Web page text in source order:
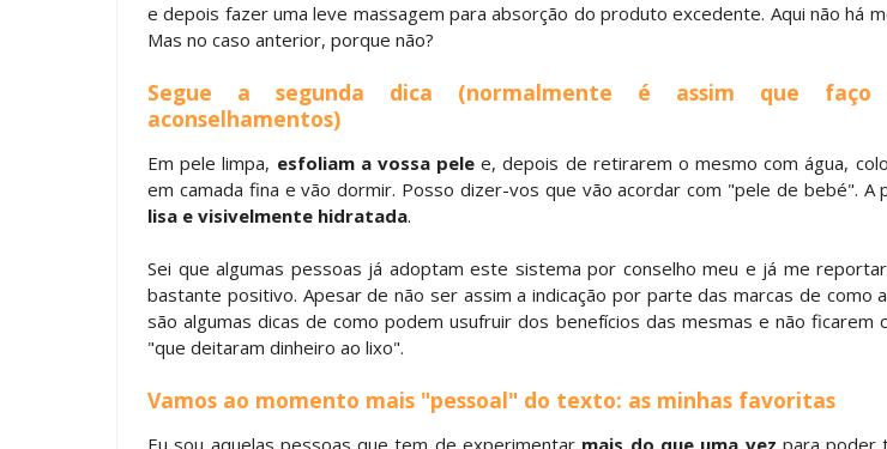
e depois fazer uma leve massagem para absorção do produto excedente. Aqui não há
Mas no caso anterior, porque não?
Segue a segunda dica (normalmente é assim que faço
aconselhamentos)
Em pele limpa, esfoliam a vossa pele e, depois de retirarem o mesmo com água,
em camada fina e vão dormir. Posso dizer-vos que vão acordar com "pele de bebé". A
lisa e visivelmente hidratada.
Sei que algumas pessoas já adoptam este sistema por conselho meu e já me
bastante positivo. Apesar de não ser assim a indicação por parte das marcas de como
são algumas dicas de como podem usufruir dos benefícios das mesmas e não ficarem
"que deitaram dinheiro ao lixo".
Vamos ao momento mais "pessoal" do texto: as minhas favoritas
Eu sou aquelas pessoas que tem de experimentar mais do que uma vez para poder